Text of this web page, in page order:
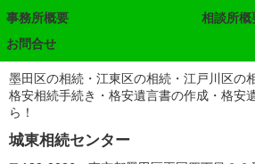
事務所概要
相談所概
お問合せ
墨田区の相続・江東区の相続・江戸川区の
格安相続手続き・格安遺言書の作成・格安
ら！
城東相続センター